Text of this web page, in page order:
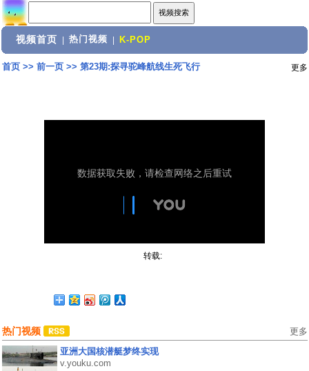
视频首页 热门视频 K-POP
首页>> 前一页>> 第23期:探寻驼峰航线生死飞行 更多
转载:
热门视频 更多
亚洲大国核潜艇梦终实现
v.youku.com